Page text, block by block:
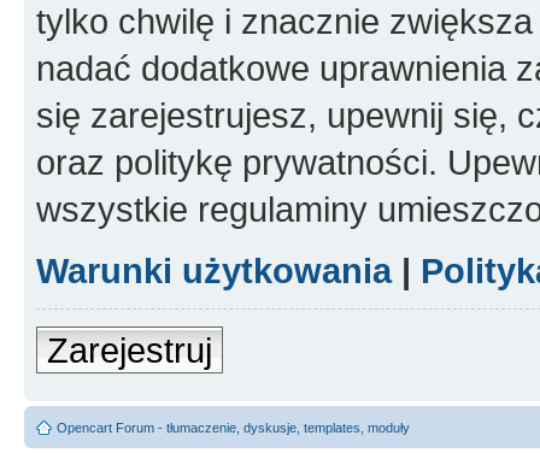
tylko chwilę i znacznie
nadać dodatkowe uprawnienia
się zarejestrujesz, upewnij się,
oraz politykę prywatności.
wszystkie regulaminy
Warunki użytkowania|
Zarejestruj
Opencart Forum - tłumaczenie, dyskusje, templates, moduły